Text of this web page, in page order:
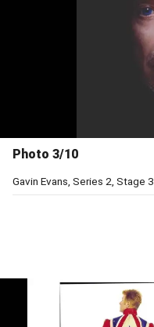
Photo 3/10
Gavin Evans, Series 2, Stage 3